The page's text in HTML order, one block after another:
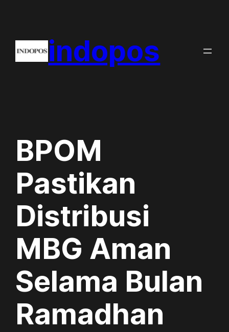
content
indopos
BPOM
Pastikan
Distribusi
MBG Aman
Selama Bulan
Ramadhan